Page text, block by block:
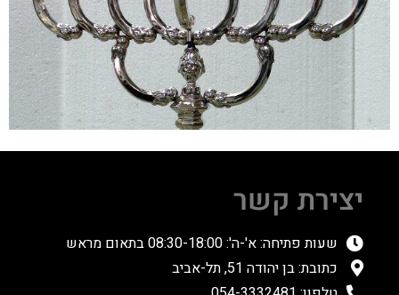
יצירת קשר
שעות פתיחה: א'-ה': 08:30-18:00 בתאום מראש
כתובת: בן יהודה 51, תל-אביב